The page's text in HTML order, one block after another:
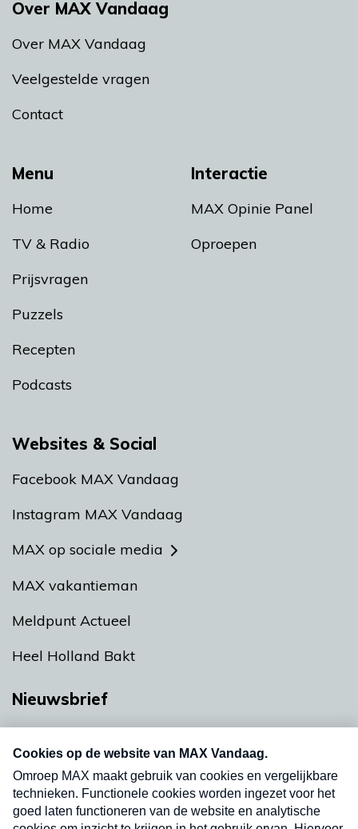
Menu
Home
TV & Radio
Prijsvragen
Puzzels
Recepten
Podcasts
Interactie
MAX Opinie Panel
Oproepen
Over MAX Vandaag
Over MAX Vandaag
Veelgestelde vragen
Contact
Websites & Social
Facebook MAX Vandaag
Instagram MAX Vandaag
MAX op sociale media
MAX vakantieman
Meldpunt Actueel
Heel Holland Bakt
Nieuwsbrief
nieuwsbrief. Elke vrijdag- en dinsdagochtend in
uw mailbox.
Verzend